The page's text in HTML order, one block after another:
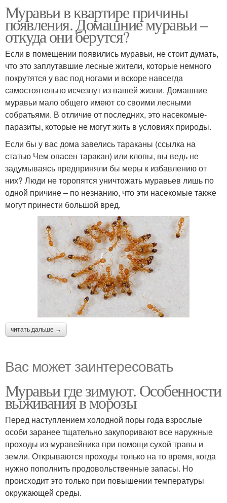
Муравьи в квартире причины
появления. Домашние муравьи –
откуда они берутся?
Если в помещении появились муравьи, не стоит думать,
что это заплутавшие лесные жители, которые немного
покрутятся у вас под ногами и вскоре навсегда
самостоятельно исчезнут из вашей жизни. Домашние
муравьи мало общего имеют со своими лесными
собратьями. В отличие от последних, это насекомые-
паразиты, которые не могут жить в условиях природы.
Если бы у вас дома завелись тараканы (ссылка на
статью Чем опасен таракан) или клопы, вы ведь не
задумываясь предприняли бы меры к избавлению от
них? Люди не торопятся уничтожать муравьев лишь по
одной причине – по незнанию, что эти насекомые также
могут принести большой вред.
читать дальше →
Вас может заинтересовать
Муравьи где зимуют. Особенности
выживания в морозы
Перед наступлением холодной поры года взрослые
особи заранее тщательно закупоривают все наружные
проходы из муравейника при помощи сухой травы и
земли. Открываются проходы только на то время, когда
нужно пополнить продовольственные запасы. Но
происходит это только при повышении температуры
окружающей среды.